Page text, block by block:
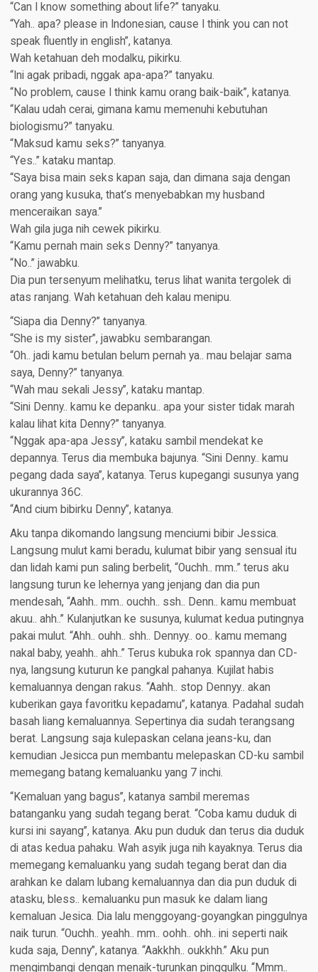
“Can I know something about life?” tanyaku.
“Yah.. apa? please in Indonesian, cause I think you can not
speak fluently in english”, katanya.
Wah ketahuan deh modalku, pikirku.
“Ini agak pribadi, nggak apa-apa?” tanyaku.
“No problem, cause I think kamu orang baik-baik”, katanya.
“Kalau udah cerai, gimana kamu memenuhi kebutuhan
biologismu?” tanyaku.
“Maksud kamu seks?” tanyanya.
“Yes..” kataku mantap.
“Saya bisa main seks kapan saja, dan dimana saja dengan
orang yang kusuka, that’s menyebabkan my husband
menceraikan saya.”
Wah gila juga nih cewek pikirku.
“Kamu pernah main seks Denny?” tanyanya.
“No..” jawabku.
Dia pun tersenyum melihatku, terus lihat wanita tergolek di
atas ranjang. Wah ketahuan deh kalau menipu.
“Siapa dia Denny?” tanyanya.
“She is my sister”, jawabku sembarangan.
“Oh.. jadi kamu betulan belum pernah ya.. mau belajar sama
saya, Denny?” tanyanya.
“Wah mau sekali Jessy”, kataku mantap.
“Sini Denny.. kamu ke depanku.. apa your sister tidak marah
kalau lihat kita Denny?” tanyanya.
“Nggak apa-apa Jessy”, kataku sambil mendekat ke
depannya. Terus dia membuka bajunya. “Sini Denny.. kamu
pegang dada saya”, katanya. Terus kupegangi susunya yang
ukurannya 36C.
“And cium bibirku Denny”, katanya.
Aku tanpa dikomando langsung menciumi bibir Jessica.
Langsung mulut kami beradu, kulumat bibir yang sensual itu
dan lidah kami pun saling berbelit, “Ouchh.. mm..” terus aku
langsung turun ke lehernya yang jenjang dan dia pun
mendesah, “Aahh.. mm.. ouchh.. ssh.. Denn.. kamu membuat
akuu.. ahh..” Kulanjutkan ke susunya, kulumat kedua putingnya
pakai mulut. “Ahh.. ouhh.. shh.. Dennyy.. oo.. kamu memang
nakal baby, yeahh.. ahh..” Terus kubuka rok spannya dan CD-
nya, langsung kuturun ke pangkal pahanya. Kujilat habis
kemaluannya dengan rakus. “Aahh.. stop Dennyy.. akan
kuberikan gaya favoritku kepadamu”, katanya. Padahal sudah
basah liang kemaluannya. Sepertinya dia sudah terangsang
berat. Langsung saja kulepaskan celana jeans-ku, dan
kemudian Jesicca pun membantu melepaskan CD-ku sambil
memegang batang kemaluanku yang 7 inchi.
“Kemaluan yang bagus”, katanya sambil meremas
batanganku yang sudah tegang berat. “Coba kamu duduk di
kursi ini sayang”, katanya. Aku pun duduk dan terus dia duduk
di atas kedua pahaku. Wah asyik juga nih kayaknya. Terus dia
memegang kemaluanku yang sudah tegang berat dan dia
arahkan ke dalam lubang kemaluannya dan dia pun duduk di
atasku, bless.. kemaluanku pun masuk ke dalam liang
kemaluan Jesica. Dia lalu menggoyang-goyangkan pinggulnya
naik turun. “Ouchh.. yeahh.. mm.. oohh.. ohh.. ini seperti naik
kuda saja, Denny”, katanya. “Aakkhh.. oukkhh.” Aku pun
mengimbangi dengan menaik-turunkan pinggulku. “Mmm..